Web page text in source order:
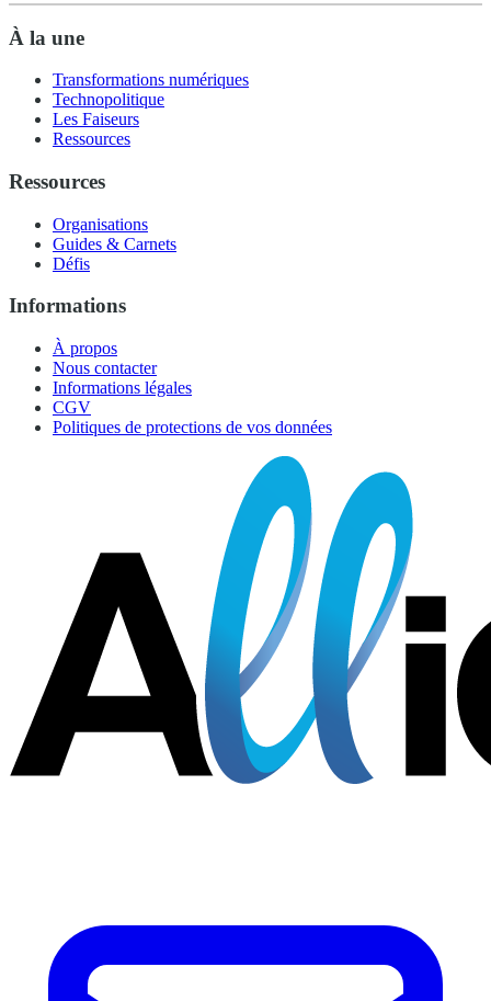
À la une
Transformations numériques
Technopolitique
Les Faiseurs
Ressources
Ressources
Organisations
Guides & Carnets
Défis
Informations
À propos
Nous contacter
Informations légales
CGV
Politiques de protections de vos données